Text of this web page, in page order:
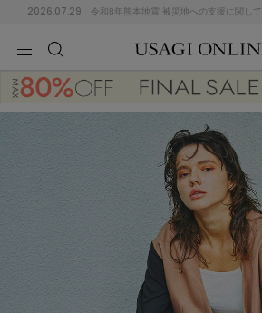
2026.07.29 令和8年熊本地震 被災地への支援に関して
(684)
(2928)
ス/ドレス (1145)
(546)
F G
I K M N
T U
Z
その
他